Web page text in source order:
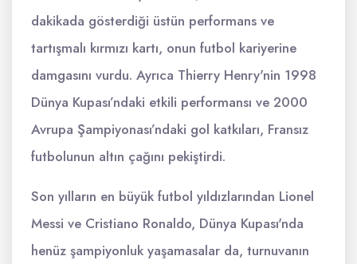
dakikada gösterdiği üstün performans ve
tartışmalı kırmızı kartı, onun futbol kariyerine
damgasını vurdu. Ayrıca Thierry Henry'nin 1998
Dünya Kupası’ndaki etkili performansı ve 2000
Avrupa Şampiyonası’ndaki gol katkıları, Fransız
futbolunun altın çağını pekiştirdi.
Son yılların en büyük futbol yıldızlarından Lionel
Messi ve Cristiano Ronaldo, Dünya Kupası'nda
henüz şampiyonluk yaşamasalar da, turnuvanın